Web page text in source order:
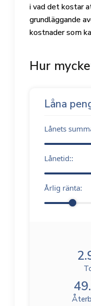
i vad det kostar
grundläggande
kostnader som
Hur
Låna
Lånets
Lånetid::
Årlig ränta: